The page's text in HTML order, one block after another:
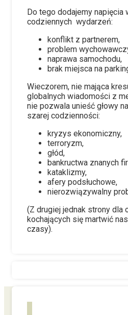
Do tego dodajemy napięcia
codziennych wydarzeń:
konflikt z partnerem,
problem
naprawa samochodu,
brak miejsca na
Wieczorem, nie mająca
globalnych wiadomości z
nie pozwala unieść głowy
szarej codzienności:
kryzys ekonomiczny,
terroryzm,
głód,
bankructwa znanych
kataklizmy,
afery podsłuchowe,
nierozwiązywalny
(Z drugiej jednak strony dla
kochających się martwić
czasy).